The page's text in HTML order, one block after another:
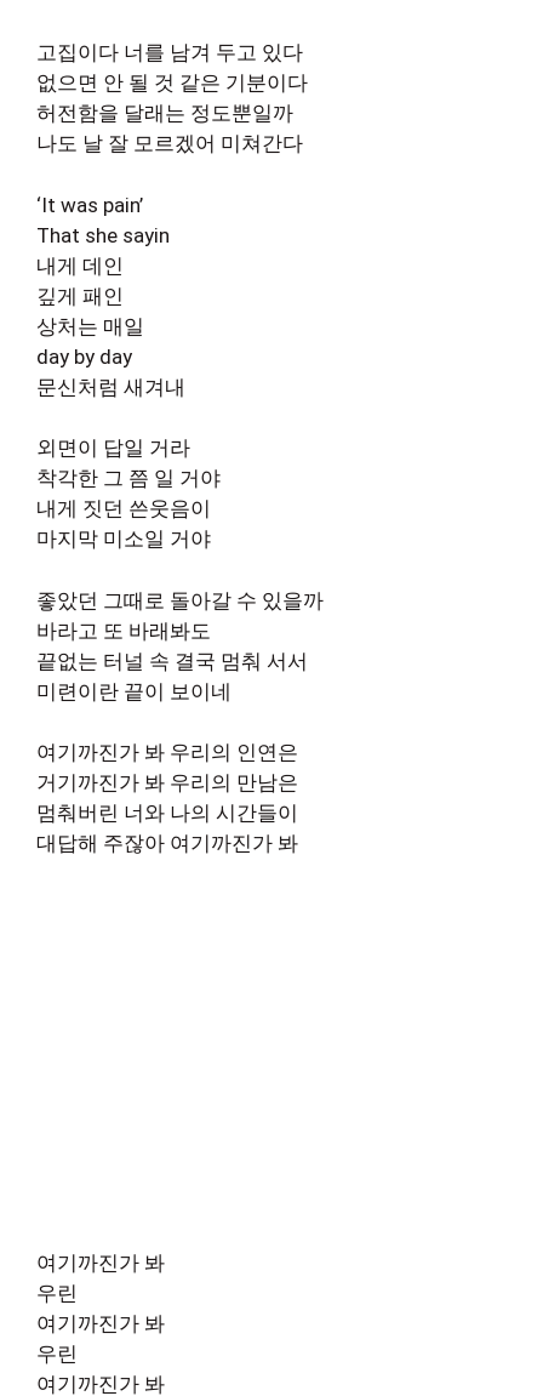
고집이다 너를 남겨 두고 있다
없으면 안 될 것 같은 기분이다
허전함을 달래는 정도뿐일까
나도 날 잘 모르겠어 미쳐간다
‘It was pain’
That she sayin
내게 데인
깊게 패인
상처는 매일
day by day
문신처럼 새겨내
외면이 답일 거라
착각한 그 쯤 일 거야
내게 짓던 쓴웃음이
마지막 미소일 거야
좋았던 그때로 돌아갈 수 있을까
바라고 또 바래봐도
끝없는 터널 속 결국 멈춰 서서
미련이란 끝이 보이네
여기까진가 봐 우리의 인연은
거기까진가 봐 우리의 만남은
멈춰버린 너와 나의 시간들이
대답해 주잖아 여기까진가 봐
여기까진가 봐
우린
여기까진가 봐
우린
여기까진가 봐